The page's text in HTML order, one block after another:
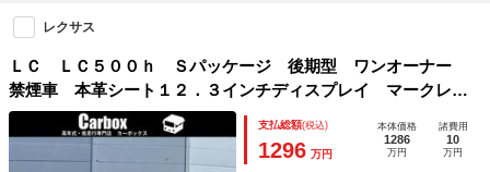
レクサス
ＬＣ ＬＣ５００ｈ Ｓパッケージ 後期型 ワンオーナー
禁煙車 本革シート１２．３インチディスプレイ マークレビ
ンソン 鍛造２１インチアルミ ＴＲＤエアロキット ヘッド
アップディスプレイ オレンジキャリパー カーボンルーフＨ
ＤＭＩ入力
支払総額(税込)
1296 万円
本体価格
1286
万円
諸費用
10
万円